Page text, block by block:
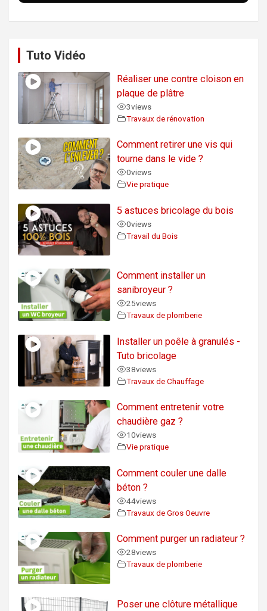
Tuto Vidéo
Réaliser une contre cloison en
plaque de plâtre
3views
Travaux de rénovation
Comment retirer une vis qui
tourne dans le vide ?
0views
Vie pratique
5 astuces bricolage du bois
0views
Travail du Bois
Comment installer un
sanibroyeur ?
25views
Travaux de plomberie
Installer un poêle à granulés -
Tuto bricolage
38views
Travaux de Chauffage
Comment entretenir votre
chaudière gaz ?
10views
Vie pratique
Comment couler une dalle
béton ?
44views
Travaux de Gros Oeuvre
Comment purger un radiateur ?
28views
Travaux de plomberie
Poser une clôture métallique